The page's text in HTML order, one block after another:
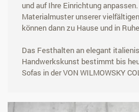
und auf Ihre Einrichtung
Materialmuster unserer
können dann zu Hause und in
Das Festhalten an elegant
Handwerkskunst bestimmt bis
Sofas in der VON WILMOWSKY